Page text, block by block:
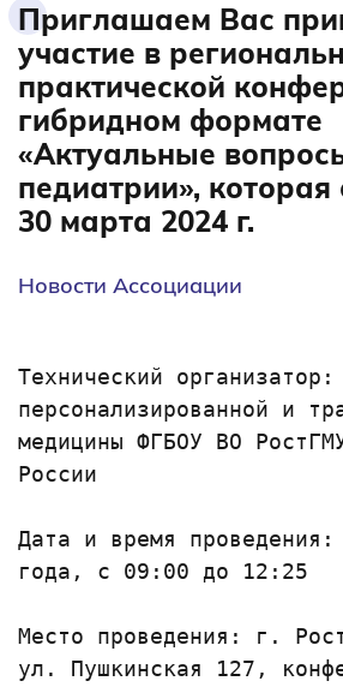
Приглашаем Вас
участие в
практической
гибридном формате
«Актуальные
педиатрии», которая
30 марта 2024 г.
Новости Ассоциации
Технический организатор:
персонализированной и
медицины ФГБОУ ВО
России
Дата и время
года, с 09:00 до 12:25
Место проведения: г.
ул. Пушкинская 127,